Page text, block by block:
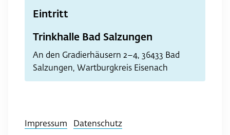
Eintritt
Trinkhalle Bad Salzungen
An den Gradierhäusern 2–4, 36433 Bad
Salzungen, Wartburgkreis Eisenach
Impressum Datenschutz